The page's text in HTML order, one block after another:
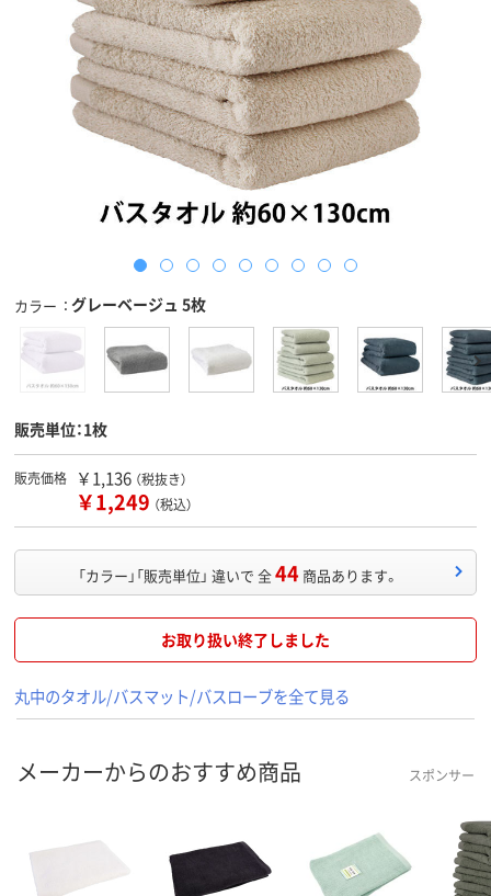
カラー グレーベージュ 5枚
販売単位：1枚
販売価格 ￥1,136 （税抜き）
￥1,249 （税込）
「カラー」「販売単位」 違いで 全44 商品あります。
お取り扱い終了しました
丸中のタオル/バスマット/バスローブを全て見る
メーカーからのおすすめ商品 スポンサー